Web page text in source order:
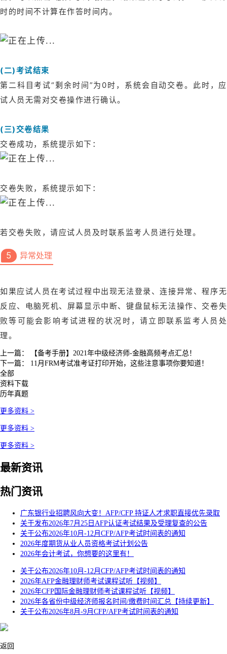
时的时间不计算在作答时间内。
(二)考试结束
第二科目考试“剩余时间”为0时，系统会自动交卷。此时，应
试人员无需对交卷操作进行确认。
(三)交卷结果
交卷成功，系统提示如下：
交卷失败，系统提示如下：
若交卷失败，请应试人员及时联系监考人员进行处理。
5 异常处理
如果应试人员在考试过程中出现无法登录、连接异常、程序无
反应、电脑死机、屏幕显示中断、键盘鼠标无法操作、交卷失
败等可能会影响考试进程的状况时，请立即联系监考人员处
理。
上一篇：
【备考手册】2021年中级经济师-金融高频考点汇总！
下一篇： 11月FRM考试准考证打印开始，这些注意事项你要知道！
全部
资料下载
历年真题
更多资料 >
更多资料 >
更多资料 >
最新资讯
热门资讯
广东银行业招聘风向大变！AFP/CFP 持证人才求职直接优先录取
关于发布2026年7月25日AFP认证考试结果及受理复查的公告
关于公布2026年10月-12月CFP/AFP考试时间表的通知
2026年度期货从业人员资格考试计划公告
2026年会计考试，你想要的这里有！
关于公布2026年10月-12月CFP/AFP考试时间表的通知
2026年AFP金融理财师考试课程试听【视频】
2026年CFP国际金融理财师考试课程试听【视频】
2026年各省份中级经济师报名时间/缴费时间汇总【持续更新】
关于公布2026年8月-9月CFP/AFP考试时间表的通知
返回